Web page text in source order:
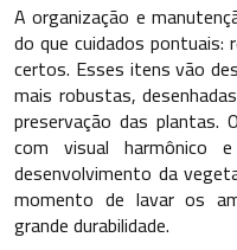
A organização e
do que cuidados pontuais:
certos. Esses itens vão
mais robustas,
preservação das plantas.
com visual harmônico
desenvolvimento da
momento de lavar os
grande durabilidade.